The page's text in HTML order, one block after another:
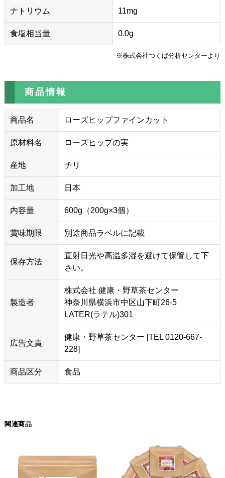
ナトリウム 11mg
食塩相当量 0.0g
※株式会社つくば分析センターより
商品情報
商品名 ローズヒップファインカット
原材料名 ローズヒップの実
産地 チリ
加工地 日本
内容量 600g（200g×3個）
賞味期限 別途商品ラベルに記載
保存方法
直射日光や高温多湿を避けて保管して下
さい。
製造者
株式会社 健康・野草茶センター
神奈川県横浜市中区山下町26-5
LATER(ラテル)301
広告文責
健康・野草茶センター [TEL 0120-667-
228]
商品区分 食品
関連商品